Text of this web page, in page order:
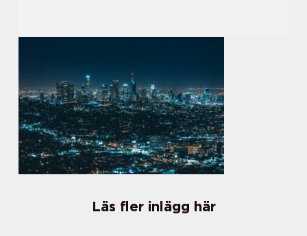
Läs fler inlägg här